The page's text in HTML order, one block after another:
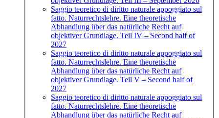
Saggio teoretico di diritto naturale appoggiato sul
fatto. Naturrechtslehre. Eine theoretische
Abhandlung über das natürliche Recht auf
objektiver Grundlage. Teil IV – Second half of
2027
Saggio teoretico di diritto naturale appoggiato sul
fatto. Naturrechtslehre. Eine theoretische
Abhandlung über das natürliche Recht auf
objektiver Grundlage. Teil V – Second half of
2027
Saggio teoretico di diritto naturale appoggiato sul
fatto. Naturrechtslehre. Eine theoretische
Abhandlung über das natürliche Recht auf